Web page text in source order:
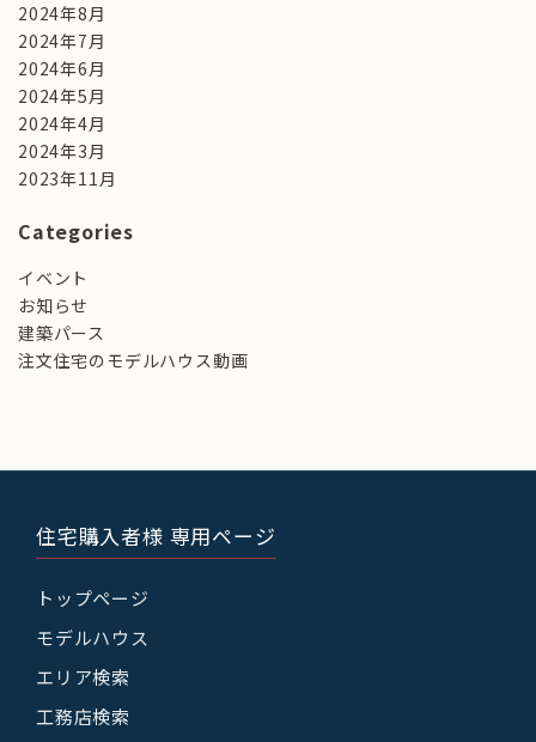
2024年8月
2024年7月
2024年6月
2024年5月
2024年4月
2024年3月
2023年11月
Categories
イベント
お知らせ
建築パース
注文住宅のモデルハウス動画
住宅購入者様 専用ページ
トップページ
モデルハウス
エリア検索
工務店検索